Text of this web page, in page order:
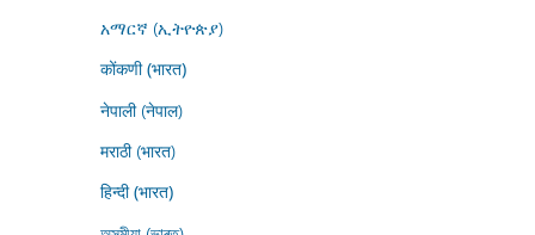
አማርኛ (ኢትዮጵያ)
कोंकणी (भारत)
नेपाली (नेपाल)
मराठी (भारत)
हिन्दी (भारत)